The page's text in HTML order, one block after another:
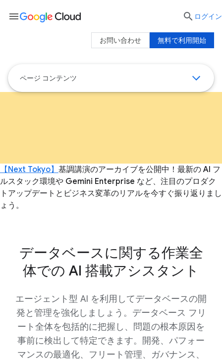
ページ コンテンツ
【Next Tokyo】 基調講演のアーカイブを公開中！最新の AI フ
ルスタック環境や Gemini Enterprise など、注目のプロダク
トアップデートとビジネス変革のリアルを今すぐ振り返りまし
ょう。
データベースに関する作業全
体での AI 搭載アシスタント
エージェント型 AI を利用してデータベースの開
発と管理を強化しましょう。データベース フリ
ート全体を包括的に把握し、問題の根本原因を
事前に検出して特定できます。開発、パフォー
マンスの最適化、フリート管理、ガバナンス、
menu  ログイン
無料で利用開始
お問い合わせ